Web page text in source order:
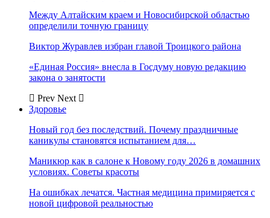
Между Алтайским краем и Новосибирской областью
определили точную границу
Виктор Журавлев избран главой Троицкого района
«Единая Россия» внесла в Госдуму новую редакцию
закона о занятости
Prev Next
Здоровье
Новый год без последствий. Почему праздничные
каникулы становятся испытанием для…
Маникюр как в салоне к Новому году 2026 в домашних
условиях. Советы красоты
На ошибках лечатся. Частная медицина примиряется с
новой цифровой реальностью